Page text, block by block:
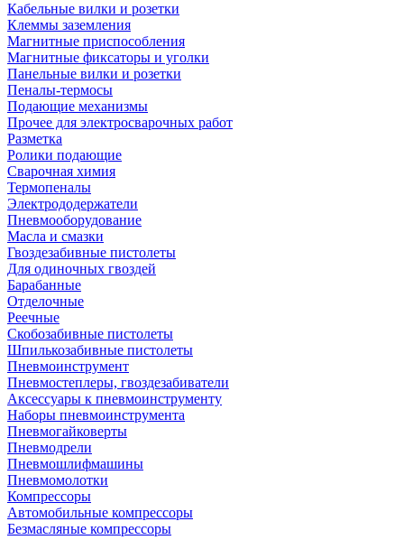
Кабельные вилки и розетки
Клеммы заземления
Магнитные приспособления
Магнитные фиксаторы и уголки
Панельные вилки и розетки
Пеналы-термосы
Подающие механизмы
Прочее для электросварочных работ
Разметка
Ролики подающие
Сварочная химия
Термопеналы
Электрододержатели
Пневмооборудование
Масла и смазки
Гвоздезабивные пистолеты
Для одиночных гвоздей
Барабанные
Отделочные
Реечные
Скобозабивные пистолеты
Шпилькозабивные пистолеты
Пневмоинструмент
Пневмостеплеры, гвоздезабиватели
Аксессуары к пневмоинструменту
Наборы пневмоинструмента
Пневмогайковерты
Пневмодрели
Пневмошлифмашины
Пневмомолотки
Компрессоры
Автомобильные компрессоры
Безмасляные компрессоры